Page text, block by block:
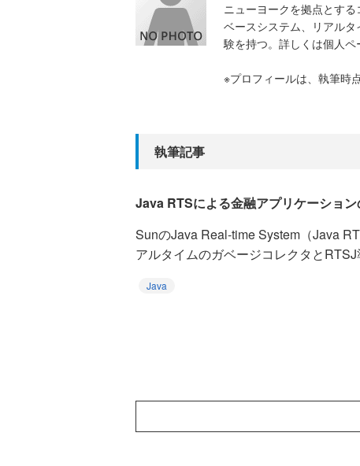
ニューヨークを拠点とす
ベースシステム、リアル
験を持つ。詳しくは個人ペ
※プロフィールは、執筆時
執筆記事
Java RTSによる金融アプリケーショ
SunのJava Real-time System（Java
アルタイムのガベージコレクタと
Java